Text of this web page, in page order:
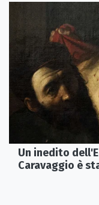
Un inedito
Caravaggio è